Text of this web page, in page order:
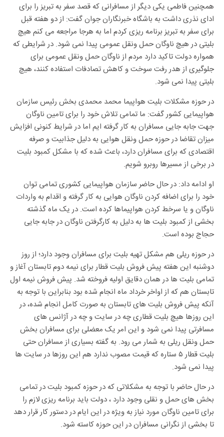
همچنین فاطمی یکی دیگر از مسافرانی که قصد سفر به تبریز را برای
ادای نذری داشت به باشگاه خبرنگاران جوان گفت: از دو هفته قبل
برای سفر به تبریز برنامه ریزی کردم اما به هرجا مراجعه می کنم هیچ
بلیتی در هیچ ناوگان حمل ونقل عمومی پیدا نمی شود. در شرایطی که
همواره دولت تاکید دارد مردم از ناوگان حمل ونقل عمومی برای
جلوگیری از هدر رفت سوخت و کاهش تصادفات استفاده کنند، هیچ
بلیتی پیدا نمی شود.
در حوزه مشکلات بلیت هواپیما محمد محمدی بخش رئیس سازمان
هواپیمایی کشور گفت: ما تمامی تلاش خود را برای تامین ناوگان
جهت جابه جایی مسافران به کار گرفته ایم اما در شرایط کنونی افزایش
میزان تقاضا در حوزه حمل ونقل هوایی به دلیل جذابیت و صرفه
اقتصادی که برای مسافران دارد، باعث شده که با مشکل کمبود بلیت
در برخی از مسیرها روبرو شویم.
او ادامه داد: در حال حاضر سازمان هواپیمایی کشوری تمامی توان
خود را برای اضافه کردن ناوگان هوایی به کار گرفته و اقدام به واردات
ناوگان و یا سرخط کردن هواپیماها کرده است. در یک ماه گذشته
بخشی از کمبود بلیت ها به دلیل به کارگرفتن ناوگان در جابه جایی
حجاج بوده است.
در حوزه ریلی هم مشکل تهیه بلیت برای مسافران وجود دارد؛ از روز
دوشنبه این هفته پیش فروش بلیت قطار برای نیمه دوم تابستان آغاز و
تمامی بلیت ها در همان دقایق اولیه فروخته شد. پیش فروش نیمه اول
تابستان هم که از اواخر خرداد ماه انجام شده بود بنابراین با توجه به
آنکه پیش فروش بلیت های تابستان به صورت کامل انجام شده، در
این روزها هیچ بلیت قطاری چه در سایت و چه در آژانس های
مسافرتی پیدا نمی شود و این امر یک معضلی برای مسافران بخش
حمل ونقل ریلی به شمار می رود. به گفته بسیاری از مسافران حتی
بلیت قطار ۵ ستاره که قیمت مصوب ندارد هم این روزها در سایت ها
پیدا نمی شود.
در حال حاضر با توجه به مشکلاتی که در حوزه کمبود بلیت در تمامی
بخش های حمل و نقلی وجود دارد ، دولت باید برنامه ریزی لازم را
برای تامین ناوگان مورد نیاز به ویژه در این ایام در دستور کار قرار دهد
تا بخشی از نگرانی مسافران در این حوزه کاسته شود.